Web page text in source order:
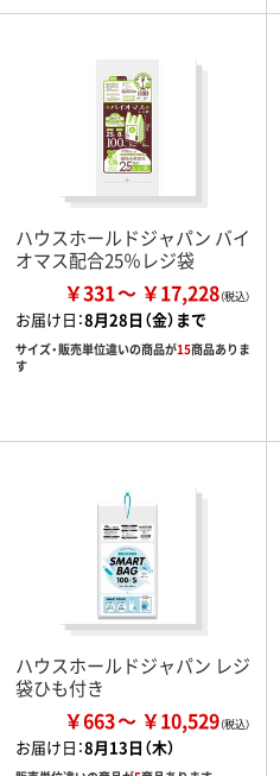
ハウスホールドジャパン バイ
オマス配合25％レジ袋
￥331 ￥17,228
お届け日：8月28日（金）まで
サイズ・販売単位違いの商品が15商品ありま
す
ハウスホールドジャパン レジ
袋ひも付き
￥663 ￥10,529
お届け日：8月13日（木）